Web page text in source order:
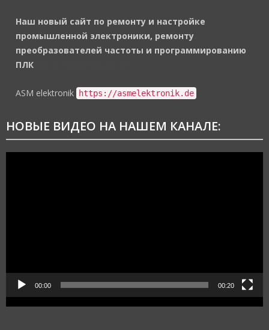
Наш новый сайт по ремонту и настройке
промышленной электроники, ремонту
преобразователей частоты и программированию
ПЛК
ASM elektronik https://asmelektronik.de
НОВЫЕ ВИДЕО НА НАШЕМ КАНАЛЕ:
00:00 00:20